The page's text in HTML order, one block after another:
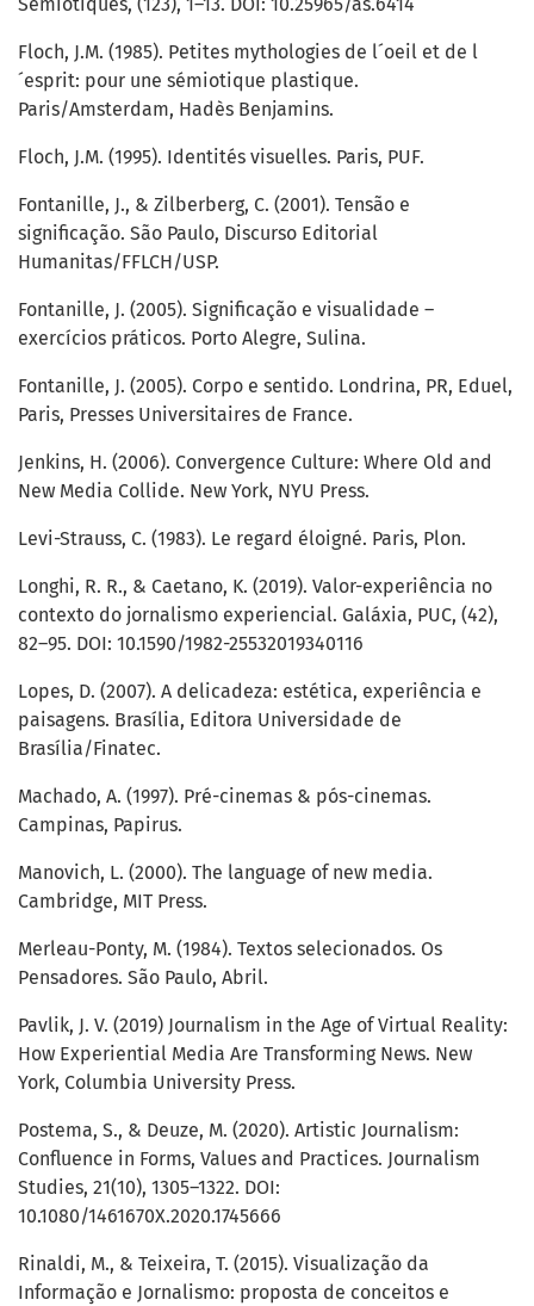
Sémiotiques, (123), 1–13. DOI: 10.25965/as.6414
Floch, J.M. (1985). Petites mythologies de l´oeil et de l
´esprit: pour une sémiotique plastique.
Paris/Amsterdam, Hadès Benjamins.
Floch, J.M. (1995). Identités visuelles. Paris, PUF.
Fontanille, J., & Zilberberg, C. (2001). Tensão e
significação. São Paulo, Discurso Editorial
Humanitas/FFLCH/USP.
Fontanille, J. (2005). Significação e visualidade –
exercícios práticos. Porto Alegre, Sulina.
Fontanille, J. (2005). Corpo e sentido. Londrina, PR, Eduel,
Paris, Presses Universitaires de France.
Jenkins, H. (2006). Convergence Culture: Where Old and
New Media Collide. New York, NYU Press.
Levi-Strauss, C. (1983). Le regard éloigné. Paris, Plon.
Longhi, R. R., & Caetano, K. (2019). Valor-experiência no
contexto do jornalismo experiencial. Galáxia, PUC, (42),
82–95. DOI: 10.1590/1982-25532019340116
Lopes, D. (2007). A delicadeza: estética, experiência e
paisagens. Brasília, Editora Universidade de
Brasília/Finatec.
Machado, A. (1997). Pré-cinemas & pós-cinemas.
Campinas, Papirus.
Manovich, L. (2000). The language of new media.
Cambridge, MIT Press.
Merleau-Ponty, M. (1984). Textos selecionados. Os
Pensadores. São Paulo, Abril.
Pavlik, J. V. (2019) Journalism in the Age of Virtual Reality:
How Experiential Media Are Transforming News. New
York, Columbia University Press.
Postema, S., & Deuze, M. (2020). Artistic Journalism:
Confluence in Forms, Values and Practices. Journalism
Studies, 21(10), 1305–1322. DOI:
10.1080/1461670X.2020.1745666
Rinaldi, M., & Teixeira, T. (2015). Visualização da
Informação e Jornalismo: proposta de conceitos e